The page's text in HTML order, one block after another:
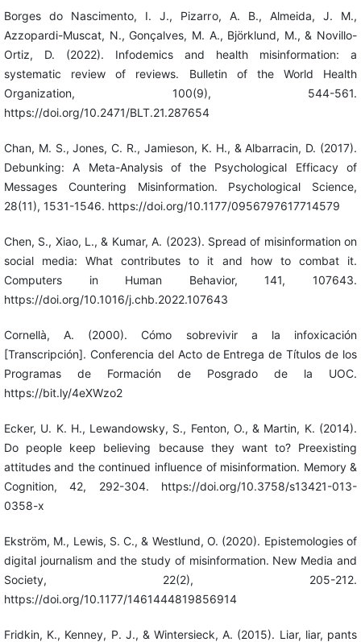
Borges do Nascimento, I. J., Pizarro, A. B., Almeida, J. M.,
Azzopardi-Muscat, N., Gonçalves, M. A., Björklund, M., & Novillo-
Ortiz, D. (2022). Infodemics and health misinformation: a
systematic review of reviews. Bulletin of the World Health
Organization, 100(9), 544-561.
https://doi.org/10.2471/BLT.21.287654
Chan, M. S., Jones, C. R., Jamieson, K. H., & Albarracin, D. (2017).
Debunking: A Meta-Analysis of the Psychological Efficacy of
Messages Countering Misinformation. Psychological Science,
28(11), 1531-1546. https://doi.org/10.1177/0956797617714579
Chen, S., Xiao, L., & Kumar, A. (2023). Spread of misinformation on
social media: What contributes to it and how to combat it.
Computers in Human Behavior, 141, 107643.
https://doi.org/10.1016/j.chb.2022.107643
Cornellà, A. (2000). Cómo sobrevivir a la infoxicación
[Transcripción]. Conferencia del Acto de Entrega de Títulos de los
Programas de Formación de Posgrado de la UOC.
https://bit.ly/4eXWzo2
Ecker, U. K. H., Lewandowsky, S., Fenton, O., & Martin, K. (2014).
Do people keep believing because they want to? Preexisting
attitudes and the continued influence of misinformation. Memory &
Cognition, 42, 292-304. https://doi.org/10.3758/s13421-013-
0358-x
Ekström, M., Lewis, S. C., & Westlund, O. (2020). Epistemologies of
digital journalism and the study of misinformation. New Media and
Society, 22(2), 205-212.
https://doi.org/10.1177/1461444819856914
Fridkin, K., Kenney, P. J., & Wintersieck, A. (2015). Liar, liar, pants